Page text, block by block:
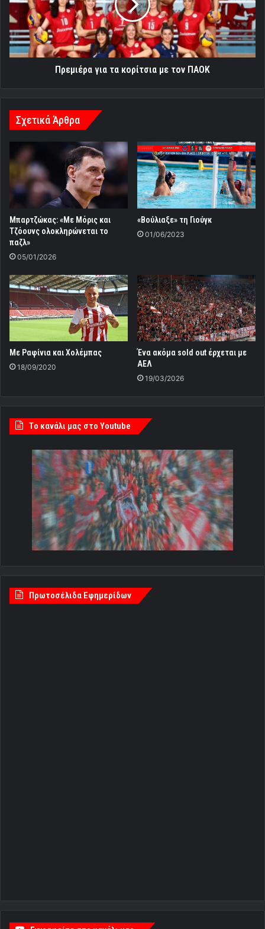
με
τον
ΠΑΟΚ
Πρεμιέρα για τα κορίτσια με τον ΠΑΟΚ
Σχετικά Άρθρα
Μπαρτζώκας: «Με Μόρις και
Τζόουνς ολοκληρώνεται το
παζλ»
05/01/2026
«Βούλιαξε» τη Γιούγκ
01/06/2023
Με Ραφίνια και Χολέμπας
18/09/2020
Ένα ακόμα sold out έρχεται με
ΑΕΛ
19/03/2026
Tο κανάλι μας στο Youtube
Πρωτοσέλιδα Εφημερίδων